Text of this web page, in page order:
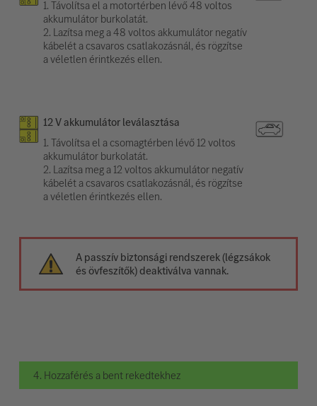
1. Távolítsa el a motortérben lévő 48 voltos
akkumulátor burkolatát.
2. Lazítsa meg a 48 voltos akkumulátor negatív
kábelét a csavaros csatlakozásnál, és rögzítse
a véletlen érintkezés ellen.
12 V akkumulátor leválasztása
1. Távolítsa el a csomagtérben lévő 12 voltos
akkumulátor burkolatát.
2. Lazítsa meg a 12 voltos akkumulátor negatív
kábelét a csavaros csatlakozásnál, és rögzítse
a véletlen érintkezés ellen.
A passzív biztonsági rendszerek (légzsákok
és övfeszítők) deaktiválva vannak.
4. Hozzaférés a bent rekedtekhez